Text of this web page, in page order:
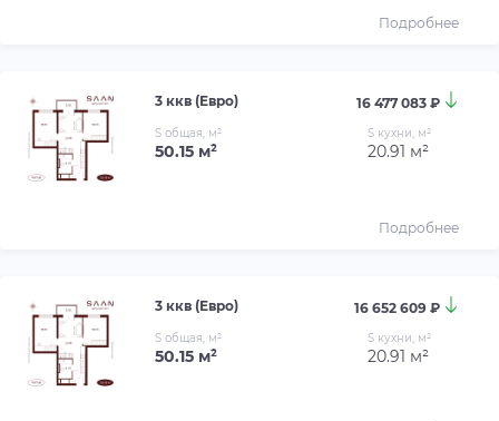
Подробнее
3 ккв (Евро) 16 477 083 ₽
S общая, м²
50.15 м²
S кухни, м²
20.91 м²
Подробнее
3 ккв (Евро) 16 652 609 ₽
S общая, м²
50.15 м²
S кухни, м²
20.91 м²